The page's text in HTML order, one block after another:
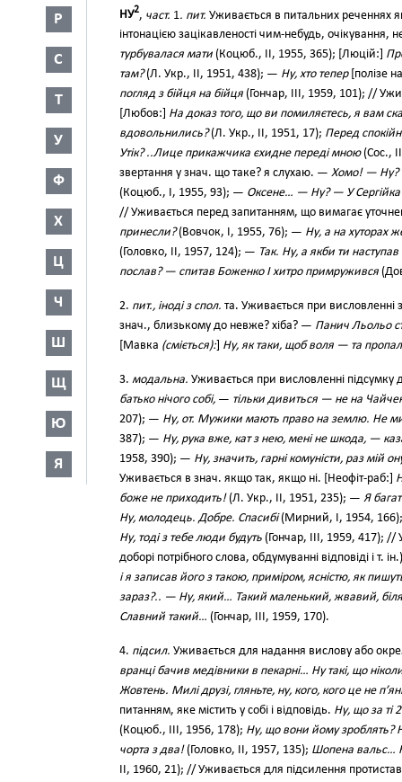
Р
С
Т
У
Ф
Х
Ц
Ч
Ш
Щ
Ю
Я
НУ2, част. 1. пит. Уживається в питальних реченнях
інтонацією зацікавленості чим-небудь,
турбувалася мати (Коцюб., II, 1955, 365); [Люцій:]
там?(Л. Укр., II, 1951, 438); — Ну, хто тепер[полізе
погляд з бійця на бійця (Гончар, III, 1959, 101); //
[Любов:] На доказ того, що ви помиляєтесь, я вам
вдовольнились?(Л. Укр., II, 1951, 17); Перед
Утік? ..Лице прикажчика єхидне переді мною(Сос.,
звертання у знач. що таке? я слухаю. — Хомо! — Ну?
(Коцюб., І, 1955, 93); — Оксене… — Ну? — У Сергійка
// Уживається перед запитанням, що вимагає
принесли?(Вовчок, І, 1955, 76); — Ну, а на хуторах
(Головко, II, 1957, 124); — Так. Ну, а якби ти
послав? — спитав Боженко І хитро примружився
2. пит., іноді з спол. та. Уживається при висловленні
знач., близькому до невже? хіба? — Панич Льольо
[Мавка (сміється): Ну, як таки, щоб воля — та
3. модальна. Уживається при висловленні
батько нічого собі, — тільки дивиться — не на
207); — Ну, от. Мужики мають право на землю. Не
387); — Ну, рука вже, кат з нею, мені не шкода, —
1958, 390); — Ну, значить, гарні комуністи, раз мій
Уживається в знач. якщо так, якщо ні. [Неофіт-раб:]
боже не приходить!(Л. Укр., II, 1951, 235); — Я
Ну, молодець. Добре. Спасибі(Мирний, І, 1954,
Ну, тоді з тебе люди будуть (Гончар, III, 1959, 417); //
доборі потрібного слова, обдумуванні відповіді і т.
і я записав його з такою, приміром, ясністю, як
зараз?.. — Ну, який… Такий маленький, жвавий,
Славний такий… (Гончар, III, 1959, 170).
4. підсил. Уживається для надання вислову або
вранці бачив медівники в пекарні… Ну такі, що
Жовтень. Милі друзі, гляньте, ну, кого, кого це не
питанням, яке містить у собі і відповідь. Ну, що за ті
(Коцюб., III, 1956, 178); Ну, що вони йому зроблять?
чорта з два!(Головко, II, 1957, 135); Шопена вальс…
II, 1960, 21); // Уживається для підсилення